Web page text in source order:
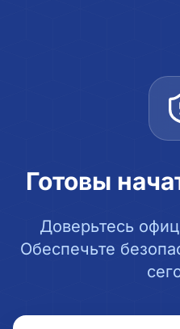
Готовы
Доверьтесь
Обеспечьте